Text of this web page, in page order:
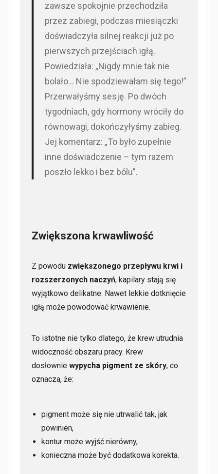
zawsze spokojnie przechodziła
przez zabiegi, podczas miesiączki
doświadczyła silnej reakcji już po
pierwszych przejściach igłą.
Powiedziała: „Nigdy mnie tak nie
bolało… Nie spodziewałam się tego!”
Przerwałyśmy sesję. Po dwóch
tygodniach, gdy hormony wróciły do
równowagi, dokończyłyśmy zabieg.
Jej komentarz: „To było zupełnie
inne doświadczenie – tym razem
poszło lekko i bez bólu”.
Zwiększona krwawliwość
Z powodu zwiększonego przepływu krwi i
rozszerzonych naczyń, kapilary stają się
wyjątkowo delikatne. Nawet lekkie dotknięcie
igłą może powodować krwawienie.
To istotne nie tylko dlatego, że krew utrudnia
widoczność obszaru pracy. Krew
dosłownie wypycha pigment ze skóry, co
oznacza, że:
pigment może się nie utrwalić tak, jak
powinien,
kontur może wyjść nierówny,
konieczna może być dodatkowa korekta.